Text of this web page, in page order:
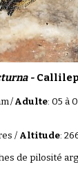
-
/Adulte: 05 à 0
/ Altitude:
de pilosité